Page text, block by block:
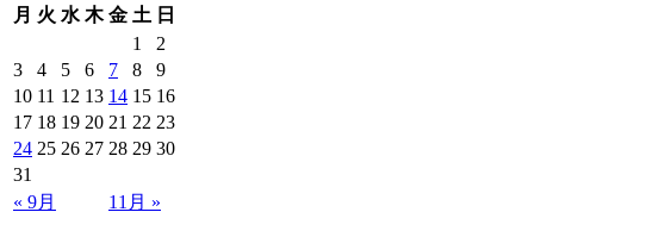
月 火 水 木 金 土 日
« 9月 11月 »
1
2
3
4 5 6 7 8
9
10 11 12 13 14 15 16
17 18 19 20 21 22 23
24 25 26 27 28 29 30
31